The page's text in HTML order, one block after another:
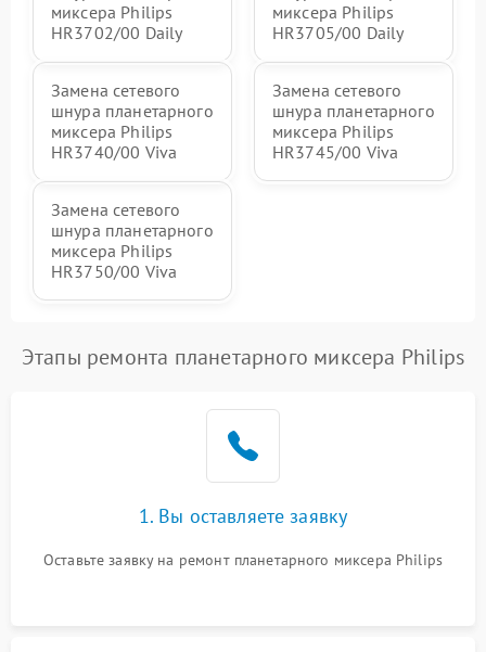
миксера Philips
HR3702/00 Daily
миксера Philips
HR3705/00 Daily
Замена сетевого
шнура планетарного
миксера Philips
HR3740/00 Viva
Замена сетевого
шнура планетарного
миксера Philips
HR3745/00 Viva
Замена сетевого
шнура планетарного
миксера Philips
HR3750/00 Viva
Этапы ремонта планетарного миксера Philips
1. Вы оставляете заявку
Оставьте заявку на ремонт планетарного миксера Philips